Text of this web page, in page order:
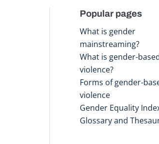
Popular pages
What is gender
mainstreaming?
What is gender-
violence?
Forms of gender-
violence
Gender Equality
Glossary and